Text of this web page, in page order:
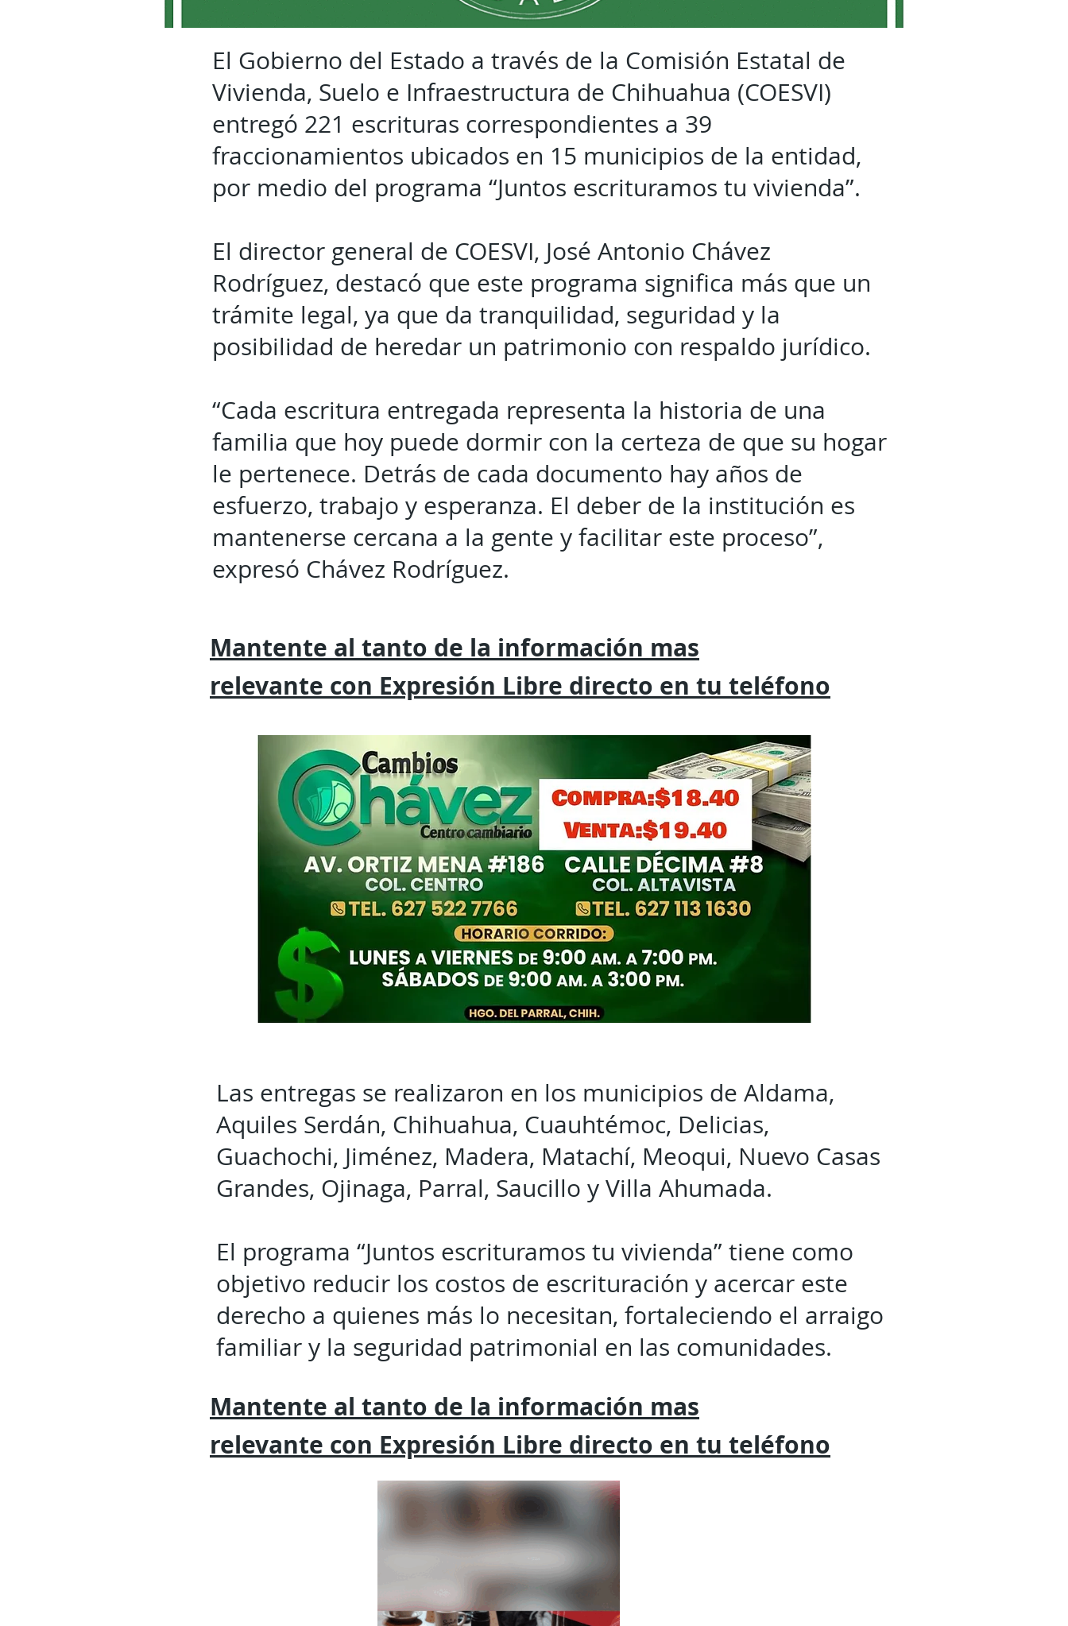
El Gobierno del Estado a través de la Comisión Estatal de
Vivienda, Suelo e Infraestructura de Chihuahua (COESVI)
entregó 221 escrituras correspondientes a 39
fraccionamientos ubicados en 15 municipios de la entidad,
por medio del programa “Juntos escrituramos tu vivienda”.
El director general de COESVI, José Antonio Chávez
Rodríguez, destacó que este programa significa más que un
trámite legal, ya que da tranquilidad, seguridad y la
posibilidad de heredar un patrimonio con respaldo jurídico.
“Cada escritura entregada representa la historia de una
familia que hoy puede dormir con la certeza de que su hogar
le pertenece. Detrás de cada documento hay años de
esfuerzo, trabajo y esperanza. El deber de la institución es
mantenerse cercana a la gente y facilitar este proceso”,
expresó Chávez Rodríguez.
Mantente al tanto de la información mas
relevante con Expresión Libre directo en tu teléfono
Las entregas se realizaron en los municipios de Aldama,
Aquiles Serdán, Chihuahua, Cuauhtémoc, Delicias,
Guachochi, Jiménez, Madera, Matachí, Meoqui, Nuevo Casas
Grandes, Ojinaga, Parral, Saucillo y Villa Ahumada.
El programa “Juntos escrituramos tu vivienda” tiene como
objetivo reducir los costos de escrituración y acercar este
derecho a quienes más lo necesitan, fortaleciendo el arraigo
familiar y la seguridad patrimonial en las comunidades.
Mantente al tanto de la información mas
relevante con Expresión Libre directo en tu teléfono